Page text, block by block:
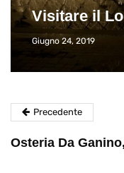
Visitare il
Giugno 24, 2019
Precedente
Osteria Da